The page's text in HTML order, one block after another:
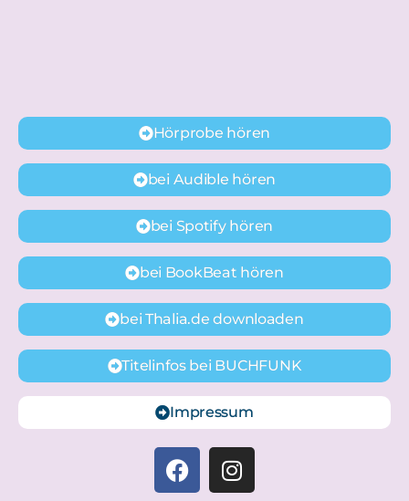
Hörprobe hören
bei Audible hören
bei Spotify hören
bei BookBeat hören
bei Thalia.de downloaden
Titelinfos bei BUCHFUNK
Impressum